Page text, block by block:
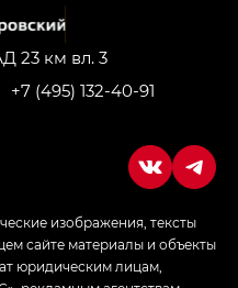
23 км вл. 3
+7 (495) 132-40-91
изображения, тексты
сайте материалы и объекты
юридическим лицам,